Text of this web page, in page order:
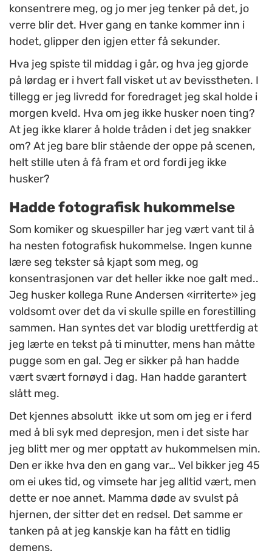
konsentrere meg, og jo mer jeg tenker på det, jo
verre blir det. Hver gang en tanke kommer inn i
hodet, glipper den igjen etter få sekunder.
Hva jeg spiste til middag i går, og hva jeg gjorde
på lørdag er i hvert fall visket ut av bevisstheten. I
tillegg er jeg livredd for foredraget jeg skal holde i
morgen kveld. Hva om jeg ikke husker noen ting?
At jeg ikke klarer å holde tråden i det jeg snakker
om? At jeg bare blir stående der oppe på scenen,
helt stille uten å få fram et ord fordi jeg ikke
husker?
Hadde fotografisk hukommelse
Som komiker og skuespiller har jeg vært vant til å
ha nesten fotografisk hukommelse. Ingen kunne
lære seg tekster så kjapt som meg, og
konsentrasjonen var det heller ikke noe galt med..
Jeg husker kollega Rune Andersen «irriterte» jeg
voldsomt over det da vi skulle spille en forestilling
sammen. Han syntes det var blodig urettferdig at
jeg lærte en tekst på ti minutter, mens han måtte
pugge som en gal. Jeg er sikker på han hadde
vært svært fornøyd i dag. Han hadde garantert
slått meg.
Det kjennes absolutt ikke ut som om jeg er i ferd
med å bli syk med depresjon, men i det siste har
jeg blitt mer og mer opptatt av hukommelsen min.
Den er ikke hva den en gang var… Vel bikker jeg 45
om ei ukes tid, og vimsete har jeg alltid vært, men
dette er noe annet. Mamma døde av svulst på
hjernen, der sitter det en redsel. Det samme er
tanken på at jeg kanskje kan ha fått en tidlig
demens.